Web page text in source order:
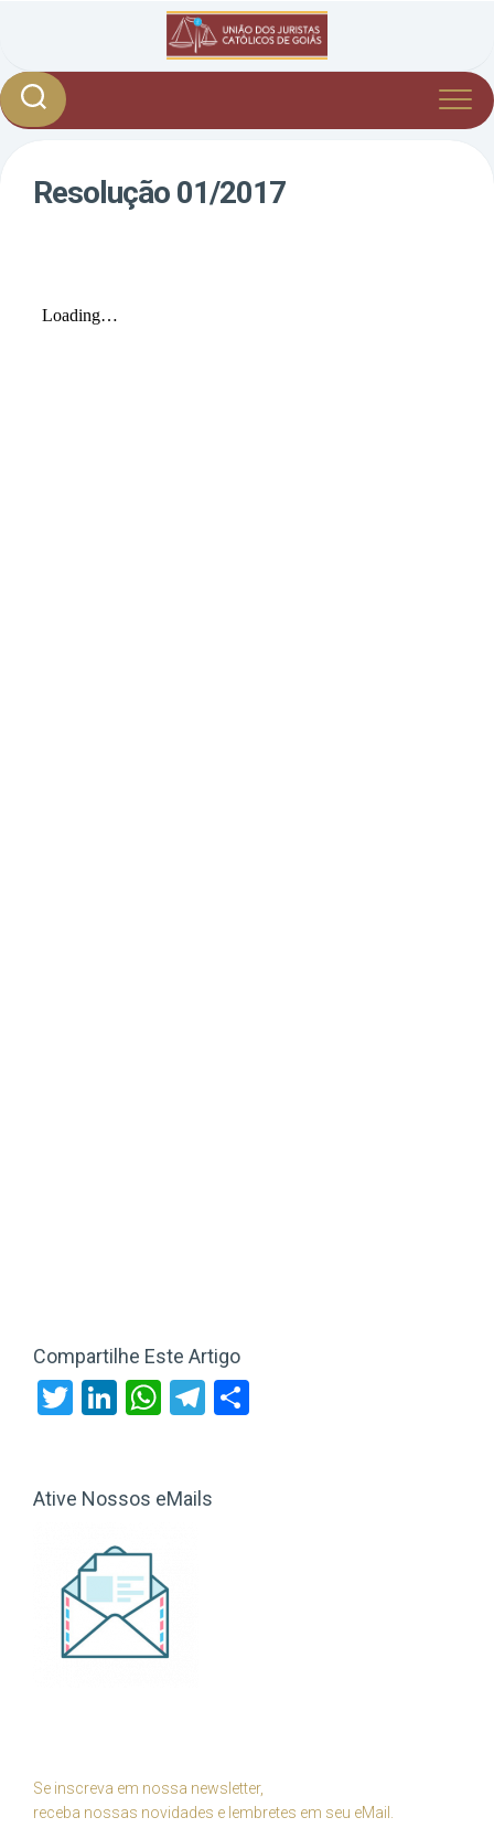
Resolução 01/2017
Compartilhe Este Artigo
Twitter
LinkedIn
WhatsApp
Telegram
Ative Nossos eMails
Se inscreva em nossa newsletter,
receba nossas novidades e lembretes em seu eMail.